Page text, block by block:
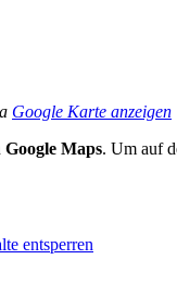
Google Karte anzeigen
Google Maps. Um auf
entsperren